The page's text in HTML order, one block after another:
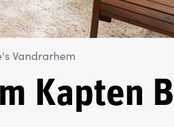
Vandrarhem
Kapten